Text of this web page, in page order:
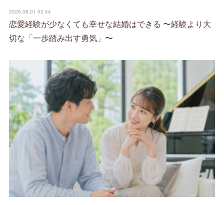
2026.08.01 02:44
恋愛経験が少なくても幸せな結婚はできる 〜経験より大
切な「一歩踏み出す勇気」〜